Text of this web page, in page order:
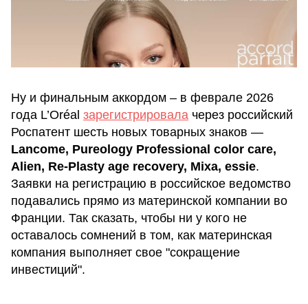
Ну и финальным аккордом – в феврале 2026
года L’Oréal зарегистрировала через российский
Роспатент шесть новых товарных знаков —
Lancome, Pureology Professional color care,
Alien, Re-Plasty age recovery, Mixa, essie.
Заявки на регистрацию в российское ведомство
подавались прямо из материнской компании во
Франции. Так сказать, чтобы ни у кого не
оставалось сомнений в том, как материнская
компания выполняет свое "сокращение
инвестиций".